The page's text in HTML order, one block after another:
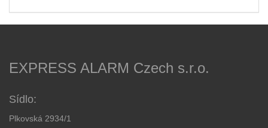
EXPRESS ALARM Czech s.r.o.
Sídlo:
Plkovská 2934/1